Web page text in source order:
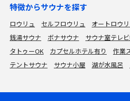
特徴からサウナを探す
ロウリュ セルフロウリュ オートロウ
銭湯サウナ
ボナサウナ サウナ室テレ
タトゥーOK
カプセルホテル有り
作業
テントサウナ
サウナ小屋 湖が水風呂